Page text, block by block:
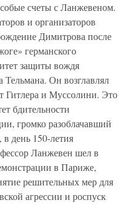
счеты с Ланжевеном.
и организаторов
Димитрова после
германского
защиты вождя
Он возглавлял
и Муссолини. Это
бдительности
громко разоблачавший
день 150-летия
Ланжевен шел в
в Париже,
решительных мер для
агрессии и роспуск